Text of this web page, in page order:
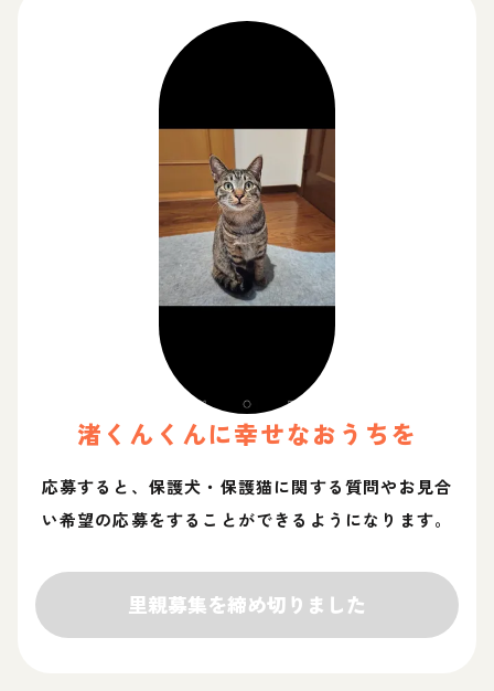
渚くん くんに幸せなおうちを
応募すると、保護犬・保護猫に関する質問やお見合
い希望の応募をすることができるようになります。
里親募集を締め切りました